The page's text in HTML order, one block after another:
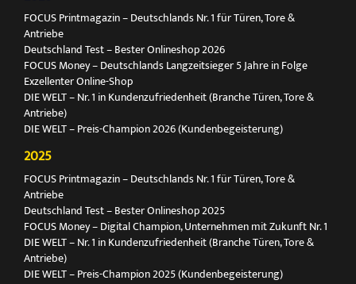
FOCUS Printmagazin – Deutschlands Nr. 1 für Türen, Tore &
Antriebe
Deutschland Test – Bester Onlineshop 2026
FOCUS Money – Deutschlands Langzeitsieger 5 Jahre in Folge
Exzellenter Online-Shop
DIE WELT – Nr. 1 in Kundenzufriedenheit (Branche Türen, Tore &
Antriebe)
DIE WELT – Preis-Champion 2026 (Kundenbegeisterung)
2025
FOCUS Printmagazin – Deutschlands Nr. 1 für Türen, Tore &
Antriebe
Deutschland Test – Bester Onlineshop 2025
FOCUS Money – Digital Champion, Unternehmen mit Zukunft Nr. 1
DIE WELT – Nr. 1 in Kundenzufriedenheit (Branche Türen, Tore &
Antriebe)
DIE WELT – Preis-Champion 2025 (Kundenbegeisterung)